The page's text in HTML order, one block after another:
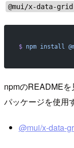
@mui/x-data-
$ npm install
npmのREADME
パッケージを使用
@mui/x-data-